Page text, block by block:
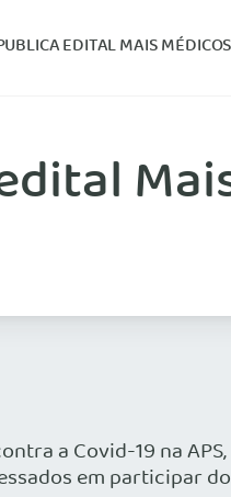
EDITAL MAIS
a Covid-19 na
em participar